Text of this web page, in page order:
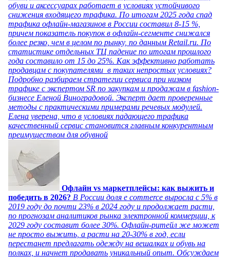
обуви и аксессуарах работает в условиях устойчивого
снижения входящего трафика. По итогам 2025 года спад
трафика офлайн-магазинов в России составил 8-15 %,
причем показатель покупок в офлайн-сегменте снижался
более резко, чем в целом по рынку, по данным Retail.ru. По
статистике отдельных ТЦ падение по итогам прошлого
года составило от 15 до 25%. Как эффективно работать
продавцам с покупателями в таких непростых условиях?
Подробно разбираем стратегии сервиса при низком
трафике с экспертом SR по закупкам и продажам в fashion-
бизнесе Еленой Виноградовой. Эксперт дает проверенные
методы с практическими примерами речевых модулей.
Елена уверена, что в условиях падающего трафика
качественный сервис становится главным конкурентным
преимуществом для обувной
Офлайн vs маркетплейсы: как выжить и
победить в 2026? В России доля e commerce выросла с 5% в
2019 году до почти 23% в 2024 году и продолжает расти,
по прогнозам аналитиков рынка электронной коммерции, к
2029 году составит более 30%. Офлайн-ритейл же может
не просто выжить, а расти на 20-30% в год, если
перестанет предлагать одежду на вешалках и обувь на
полках, и начнет продавать уникальный опыт. Обсуждаем